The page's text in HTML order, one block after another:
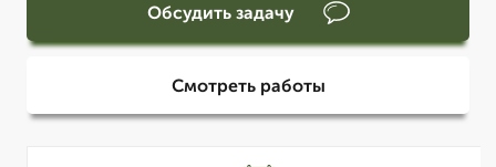
Обсудить задачу
Смотреть работы